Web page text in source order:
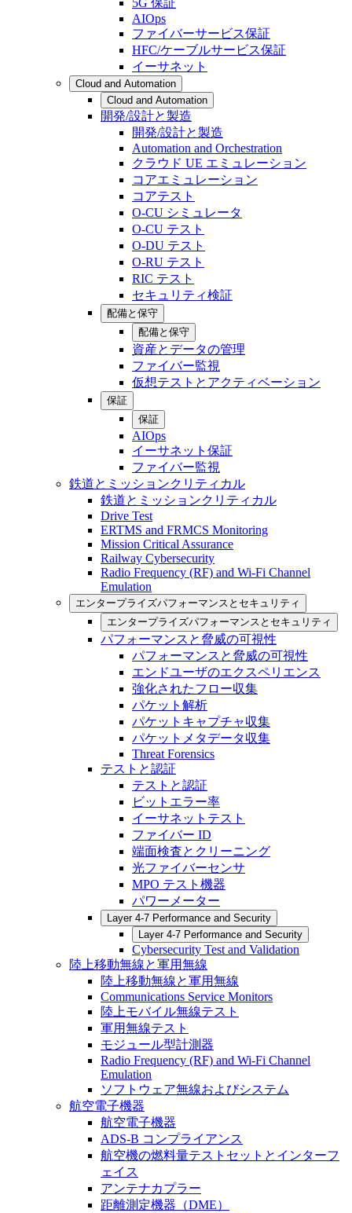
5G 保証
AIOps
ファイバーサービス保証
HFC/ケーブルサービス保証
イーサネット
Cloud and Automation
Cloud and Automation
開発/設計と製造
開発/設計と製造
Automation and Orchestration
クラウド UE エミュレーション
コアエミュレーション
コアテスト
O-CU シミュレータ
O-CU テスト
O-DU テスト
O-RU テスト
RIC テスト
セキュリティ検証
配備と保守
配備と保守
資産とデータの管理
ファイバー監視
仮想テストとアクティベーション
保証
保証
AIOps
イーサネット保証
ファイバー監視
鉄道とミッションクリティカル
鉄道とミッションクリティカル
Drive Test
ERTMS and FRMCS Monitoring
Mission Critical Assurance
Railway Cybersecurity
Radio Frequency (RF) and Wi-Fi Channel
Emulation
エンタープライズパフォーマンスとセキュリティ
エンタープライズパフォーマンスとセキュリティ
パフォーマンスと脅威の可視性
パフォーマンスと脅威の可視性
エンドユーザのエクスペリエンス
強化されたフロー収集
パケット解析
パケットキャプチャ収集
パケットメタデータ収集
Threat Forensics
テストと認証
テストと認証
ビットエラー率
イーサネットテスト
ファイバー ID
端面検査とクリーニング
光ファイバーセンサ
MPO テスト機器
パワーメーター
Layer 4-7 Performance and Security
Layer 4-7 Performance and Security
Cybersecurity Test and Validation
陸上移動無線と軍用無線
陸上移動無線と軍用無線
Communications Service Monitors
陸上モバイル無線テスト
軍用無線テスト
モジュール型計測器
Radio Frequency (RF) and Wi-Fi Channel
Emulation
ソフトウェア無線およびシステム
航空電子機器
航空電子機器
ADS-B コンプライアンス
航空機の燃料量テストセットとインターフ
ェイス
アンテナカプラー
距離測定機器（DME）